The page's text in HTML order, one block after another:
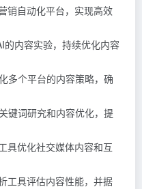
销自动化平台，实现高效
的内容实验，持续优化内容
多个平台的内容策略，确
键词研究和内容优化，提
具优化社交媒体内容和互
工具评估内容性能，并据